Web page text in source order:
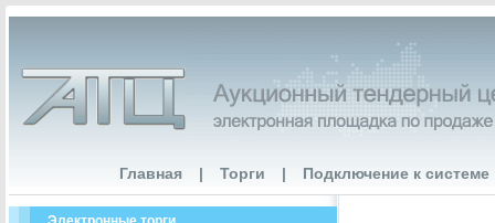
Главная | Торги | Подключение к системе